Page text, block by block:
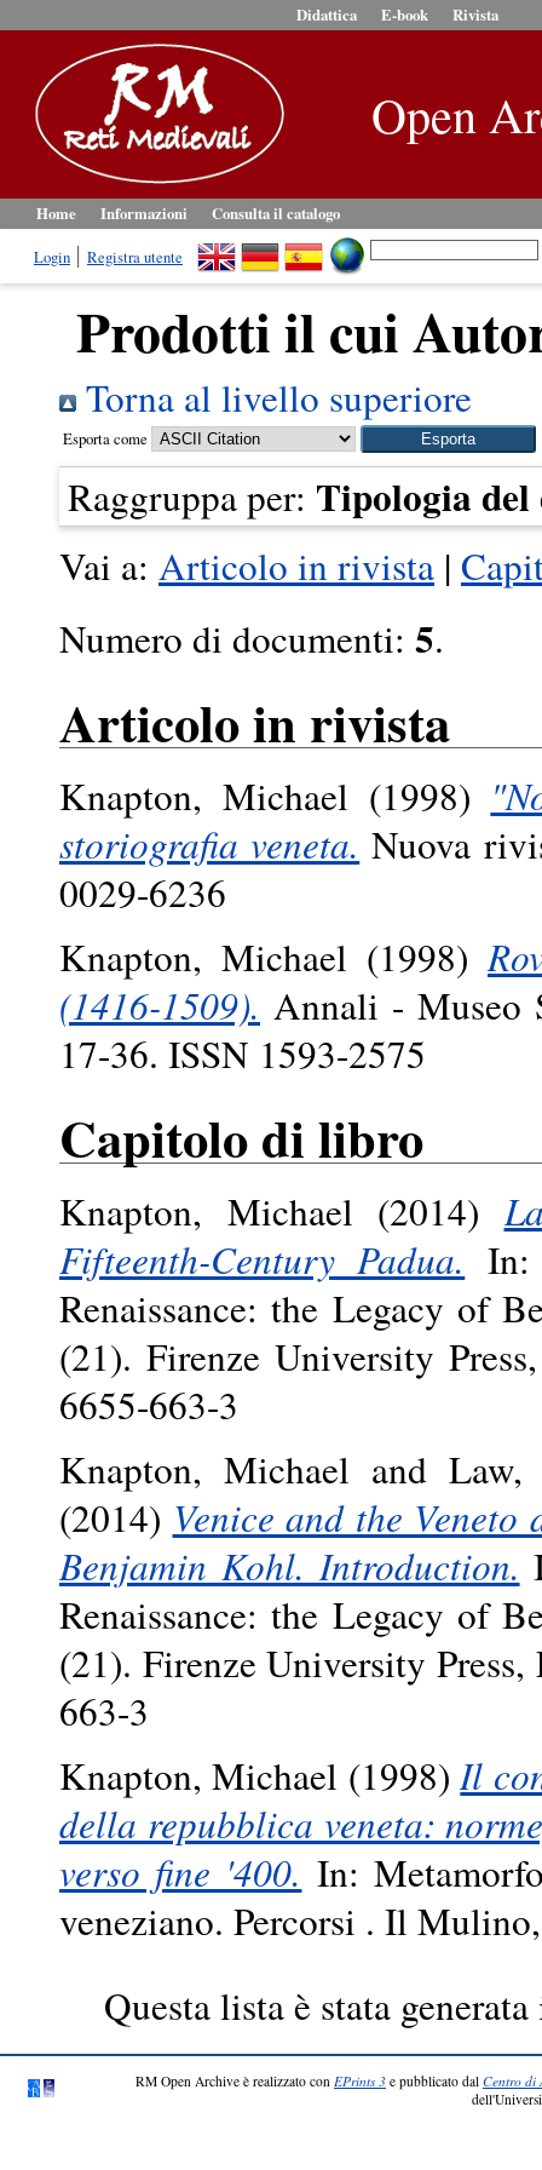
Didattica E-book Rivista
Open
Home Informazioni
Consulta il catalogo
Login
Registra utente
Prodotti il cui
Torna al livello superiore
Esporta come
Raggruppa per: Tipologia del
Vai a: Articolo in rivista |
Numero di documenti: 5.
Articolo in rivista
Knapton, Michael (1998)
storiografia veneta. Nuova
0029-6236
Knapton, Michael (1998)
(1416-1509). Annali - Museo
17-36. ISSN 1593-2575
Capitolo di libro
Knapton, Michael (2014)
Fifteenth-Century Padua. In:
Renaissance: the Legacy of
(21). Firenze University
6655-663-3
Knapton, Michael and Law,
(2014) Venice and the
Benjamin Kohl. Introduction.
Renaissance: the Legacy of
(21). Firenze University
663-3
Knapton, Michael (1998)Il
della repubblica veneta:
verso fine '400. In:
veneziano. Percorsi . Il
Questa lista è stata
RM Open Archive è realizzato con EPrints 3 e pubblicato dal Centro di